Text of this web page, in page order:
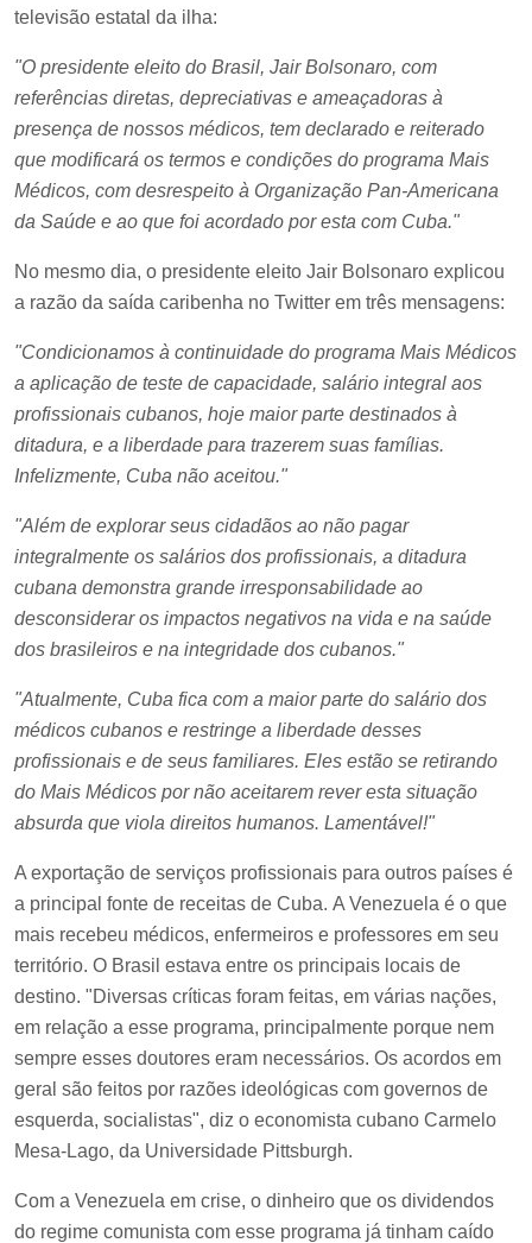
televisão estatal da ilha:
"O presidente eleito do Brasil, Jair Bolsonaro, com
referências diretas, depreciativas e ameaçadoras à
presença de nossos médicos, tem declarado e reiterado
que modificará os termos e condições do programa Mais
Médicos, com desrespeito à Organização Pan-Americana
da Saúde e ao que foi acordado por esta com Cuba."
No mesmo dia, o presidente eleito Jair Bolsonaro explicou
a razão da saída caribenha no Twitter em três mensagens:
"Condicionamos à continuidade do programa Mais Médicos
a aplicação de teste de capacidade, salário integral aos
profissionais cubanos, hoje maior parte destinados à
ditadura, e a liberdade para trazerem suas famílias.
Infelizmente, Cuba não aceitou."
"Além de explorar seus cidadãos ao não pagar
integralmente os salários dos profissionais, a ditadura
cubana demonstra grande irresponsabilidade ao
desconsiderar os impactos negativos na vida e na saúde
dos brasileiros e na integridade dos cubanos."
"Atualmente, Cuba fica com a maior parte do salário dos
médicos cubanos e restringe a liberdade desses
profissionais e de seus familiares. Eles estão se retirando
do Mais Médicos por não aceitarem rever esta situação
absurda que viola direitos humanos. Lamentável!"
A exportação de serviços profissionais para outros países é
a principal fonte de receitas de Cuba. A Venezuela é o que
mais recebeu médicos, enfermeiros e professores em seu
território. O Brasil estava entre os principais locais de
destino. "Diversas críticas foram feitas, em várias nações,
em relação a esse programa, principalmente porque nem
sempre esses doutores eram necessários. Os acordos em
geral são feitos por razões ideológicas com governos de
esquerda, socialistas", diz o economista cubano Carmelo
Mesa-Lago, da Universidade Pittsburgh.
Com a Venezuela em crise, o dinheiro que os dividendos
do regime comunista com esse programa já tinham caído